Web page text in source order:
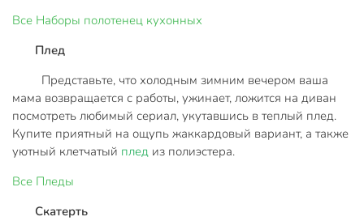
Все Наборы полотенец кухонных
Плед
Представьте, что холодным зимним вечером ваша
мама возвращается с работы, ужинает, ложится на диван
посмотреть любимый сериал, укутавшись в теплый плед.
Купите приятный на ощупь жаккардовый вариант, а также
уютный клетчатый плед из полиэстера.
Все Пледы
Скатерть